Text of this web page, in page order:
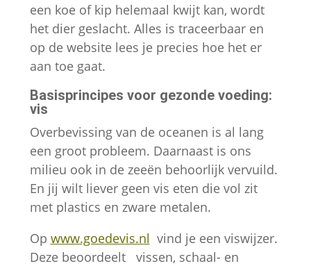
een koe of kip helemaal kwijt kan, wordt
het dier geslacht. Alles is traceerbaar en
op de website lees je precies hoe het er
aan toe gaat.
Basisprincipes voor gezonde voeding:
vis
Overbevissing van de oceanen is al lang
een groot probleem. Daarnaast is ons
milieu ook in de zeeën behoorlijk vervuild.
En jij wilt liever geen vis eten die vol zit
met plastics en zware metalen.
Op www.goedevis.nl vind je een viswijzer.
Deze beoordeelt vissen, schaal- en